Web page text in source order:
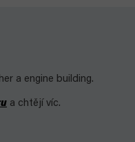
a engine building.
a chtějí víc.